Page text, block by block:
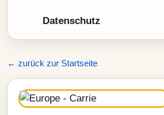
Datenschutz
← zurück zur Startseite